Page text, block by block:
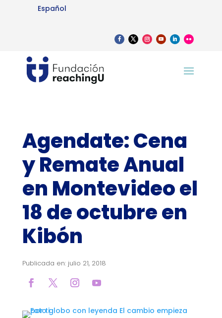
Español
Agendate: Cena
y Remate Anual
en Montevideo el
18 de octubre en
Kibón
Publicada en: julio 21, 2018